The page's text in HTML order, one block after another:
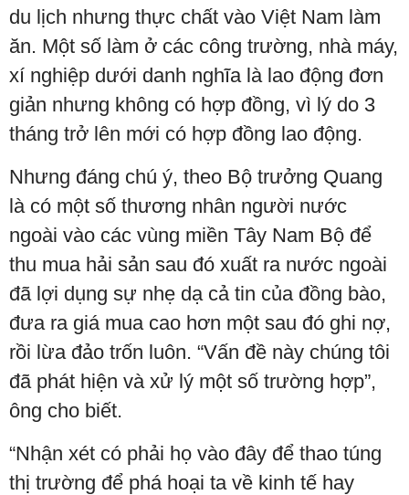
du lịch nhưng thực chất vào Việt Nam làm
ăn. Một số làm ở các công trường, nhà máy,
xí nghiệp dưới danh nghĩa là lao động đơn
giản nhưng không có hợp đồng, vì lý do 3
tháng trở lên mới có hợp đồng lao động.
Nhưng đáng chú ý, theo Bộ trưởng Quang
là có một số thương nhân người nước
ngoài vào các vùng miền Tây Nam Bộ để
thu mua hải sản sau đó xuất ra nước ngoài
đã lợi dụng sự nhẹ dạ cả tin của đồng bào,
đưa ra giá mua cao hơn một sau đó ghi nợ,
rồi lừa đảo trốn luôn. “Vấn đề này chúng tôi
đã phát hiện và xử lý một số trường hợp”,
ông cho biết.
“Nhận xét có phải họ vào đây để thao túng
thị trường để phá hoại ta về kinh tế hay